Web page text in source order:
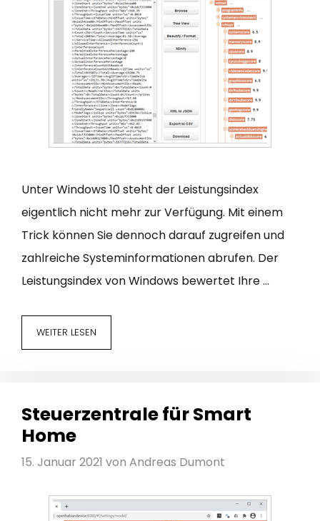
Unter Windows 10 steht der Leistungsindex
eigentlich nicht mehr zur Verfügung. Mit einem
Trick können Sie dennoch darauf zugreifen und
zahlreiche Systeminformationen abrufen. Der
Leistungsindex von Windows bewertet Ihre …
WEITER LESEN
Steuerzentrale für Smart
Home
15. Januar 2021 von Andreas Dumont